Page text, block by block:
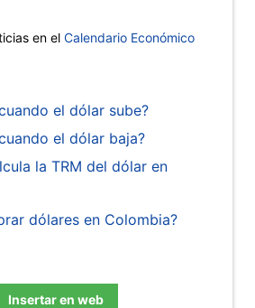
en el Calendario Económico
el dólar sube?
el dólar baja?
la TRM del dólar en
dólares en Colombia?
Insertar en web